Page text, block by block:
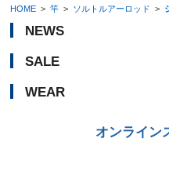
HOME > 竿 > ソルトルアーロッド >
NEWS
SALE
WEAR
オンライン